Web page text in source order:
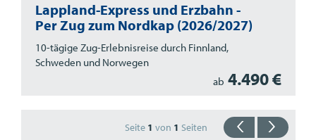
Lappland-Express und Erzbahn -
Per Zug zum Nordkap (2026/2027)
10-tägige Zug-Erlebnisreise durch Finnland,
Schweden und Norwegen
ab 4.490 €
Seite 1 von 1 Seiten